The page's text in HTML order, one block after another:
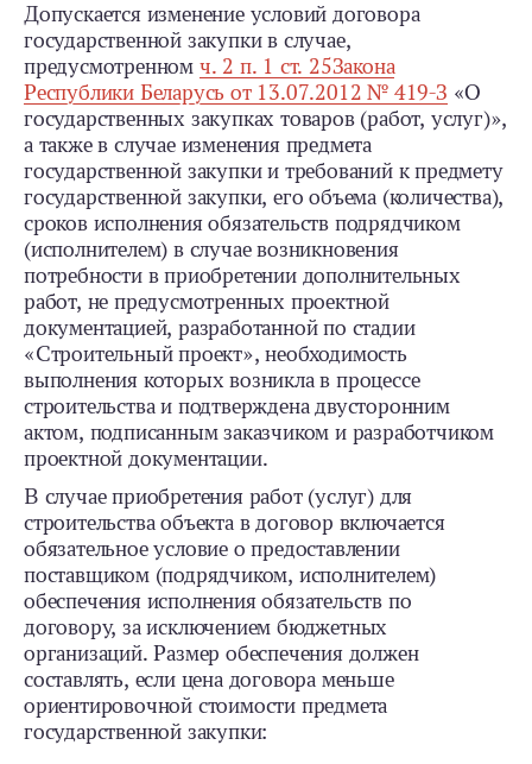
Допускается изменение условий договора
государственной закупки в случае,
предусмотренном ч. 2 п. 1 ст. 25Закона
Республики Беларусь от 13.07.2012 № 419-З «О
государственных закупках товаров (работ, услуг)»,
а также в случае изменения предмета
государственной закупки и требований к предмету
государственной закупки, его объема (количества),
сроков исполнения обязательств подрядчиком
(исполнителем) в случае возникновения
потребности в приобретении дополнительных
работ, не предусмотренных проектной
документацией, разработанной по стадии
«Строительный проект», необходимость
выполнения которых возникла в процессе
строительства и подтверждена двусторонним
актом, подписанным заказчиком и разработчиком
проектной документации.
В случае приобретения работ (услуг) для
строительства объекта в договор включается
обязательное условие о предоставлении
поставщиком (подрядчиком, исполнителем)
обеспечения исполнения обязательств по
договору, за исключением бюджетных
организаций. Размер обеспечения должен
составлять, если цена договора меньше
ориентировочной стоимости предмета
государственной закупки: